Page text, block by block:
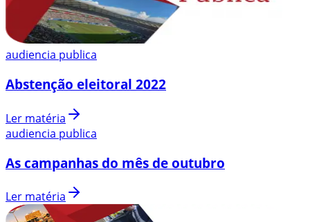
audiencia publica
Abstenção eleitoral 2022
Ler matéria
audiencia publica
As campanhas do mês de outubro
Ler matéria